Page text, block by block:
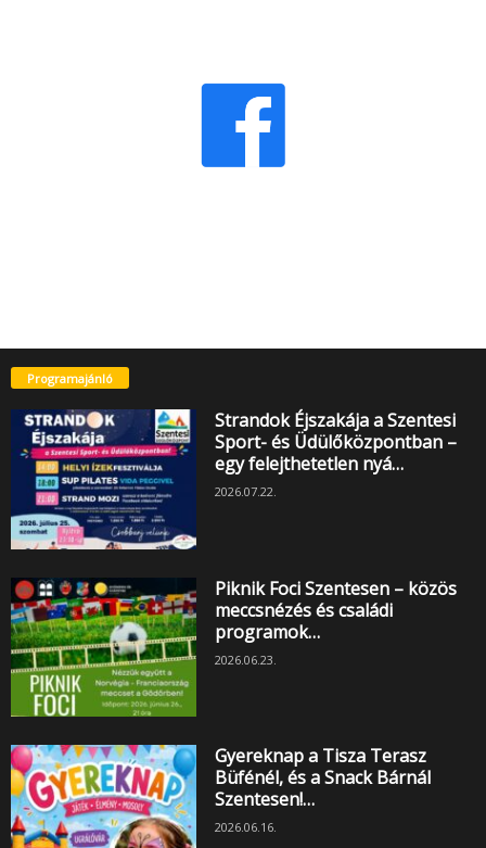
Programajánló
Strandok Éjszakája a Szentesi
Sport- és Üdülőközpontban –
egy felejthetetlen nyá…
2026.07.22.
Piknik Foci Szentesen – közös
meccsnézés és családi
programok…
2026.06.23.
Gyereknap a Tisza Terasz
Büfénél, és a Snack Bárnál
Szentesen!…
2026.06.16.